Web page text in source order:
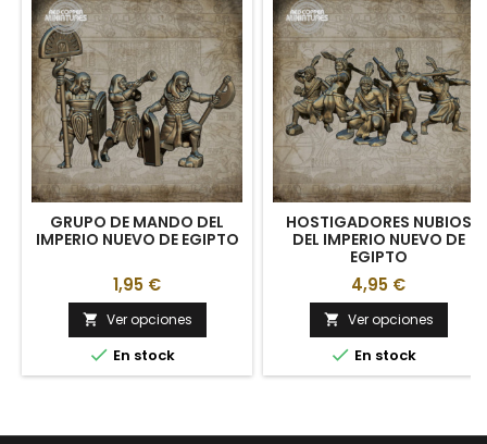
GRUPO DE MANDO DEL
IMPERIO NUEVO DE EGIPTO
1,95 €
 Ver opciones
 En stock
HOSTIGADORES NUBIOS
DEL IMPERIO NUEVO DE
EGIPTO
4,95 €
 Ver opciones
 En stock